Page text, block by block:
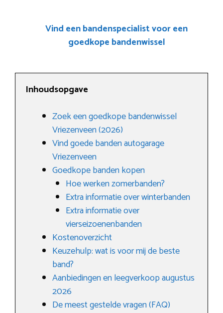
Vind een bandenspecialist voor een
goedkope bandenwissel
Inhoudsopgave
Zoek een goedkope bandenwissel
Vriezenveen (2026)
Vind goede banden autogarage
Vriezenveen
Goedkope banden kopen
Hoe werken zomerbanden?
Extra informatie over winterbanden
Extra informatie over
vierseizoenenbanden
Kostenoverzicht
Keuzehulp: wat is voor mij de beste
band?
Aanbiedingen en leegverkoop augustus
2026
De meest gestelde vragen (FAQ)